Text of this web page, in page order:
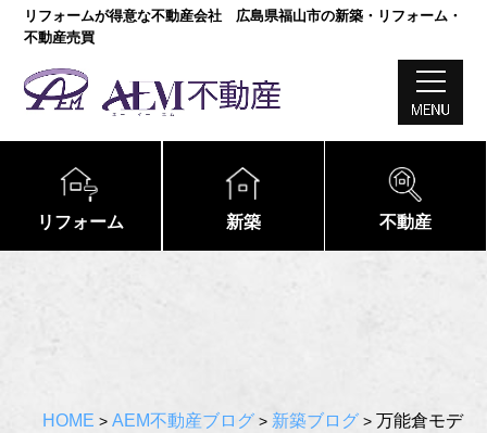
リフォームが得意な不動産会社 広島県福山市の新築・リフォーム・
不動産売買
リフォーム 新築 不動産
HOME > AEM不動産ブログ> 新築ブログ> 万能倉モデ